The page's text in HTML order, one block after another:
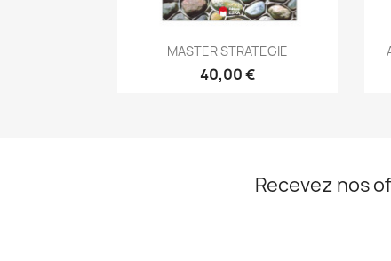
Aperçu rapide
MASTER STRATEGIE
40,00 €
Recevez nos